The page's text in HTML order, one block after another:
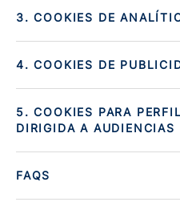
3. COOKIES DE
4. COOKIES DE
5. COOKIES PARA
DIRIGIDA A AUDIENCIAS
FAQS